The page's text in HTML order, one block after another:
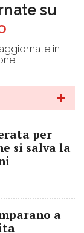
su
aggiornate in
per
si salva la
a